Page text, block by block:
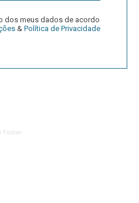
dos meus dados de acordo
& Política de Privacidade
Footer